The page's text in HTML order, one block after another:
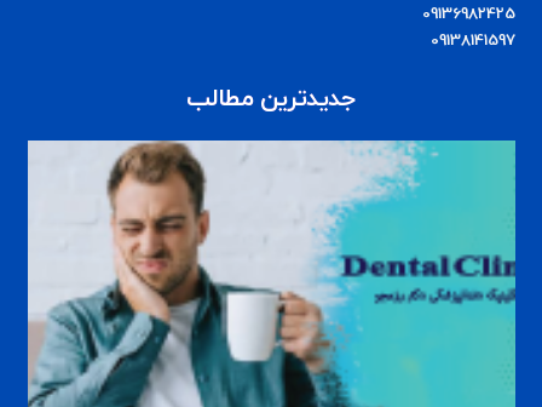
شماره همراه:
03137788377
جدیدترین مطالب